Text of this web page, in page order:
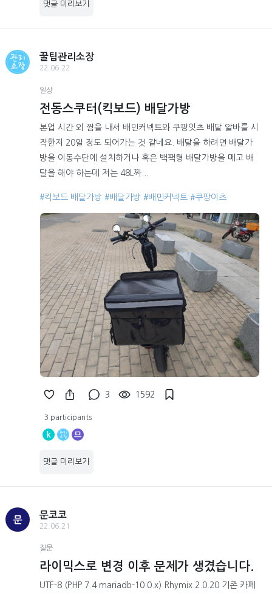
댓글 미리보기
꿀팁관리소장
22.06.22
일상
전동스쿠터(킥보드) 배달가방
본업 시간 외 짬을 내서 배민커넥트와 쿠팡잇츠 배달 알바를 시
작한지 20일 정도 되어가는 것 같네요. 배달을 하려면 배달가
방을 이동수단에 설치하거나 혹은 백팩형 배달가방을 메고 배
달을 해야 하는데 저는 48L짜...
#킥보드 배달가방 #배달가방 #배민커넥트 #쿠팡이츠
3 1592
3 participants
k 므
댓글 미리보기
문
문코코
22.06.21
질문
라이믹스로 변경 이후 문제가 생겼습니다.
UTF-8 (PHP 7.4 mariadb-10.0.x) Rhymix 2.0.20 기존 카페